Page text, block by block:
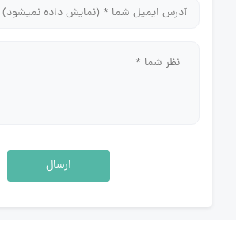
ارسال